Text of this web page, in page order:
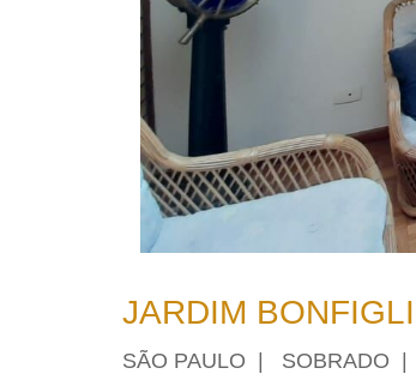
JARDIM
SÃO PAULO | SOBRADO |